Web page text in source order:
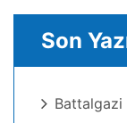
Son
Battalgazi